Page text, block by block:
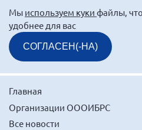
Мы используем куки файлы,
удобнее для вас
СОГЛАСЕН(-НА)
Главная
Организации ОООИБРС
Все новости